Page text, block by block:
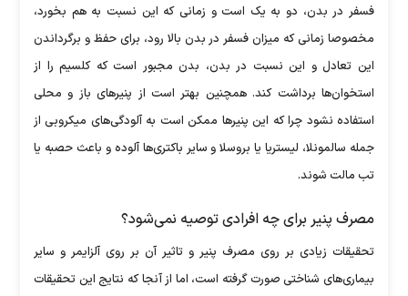
فسفر در بدن، دو به یک است و زمانی که این نسبت به هم بخورد،
مخصوصا زمانی که میزان فسفر در بدن بالا رود، برای حفظ و برگرداندن
این تعادل و این نسبت در بدن، بدن مجبور است که کلسیم را از
استخوان‌ها برداشت کند. همچنین بهتر است از پنیر‌های باز و محلی
استفاده نشود چرا که این پنیر‌ها ممکن است به آلودگی‌های میکروبی از
جمله سالمونلا، لیستریا یا بروسلا و سایر باکتری‌ها آلوده و باعث حصبه یا
تب مالت شوند.
مصرف پنیر برای چه افرادی توصیه نمی‌شود؟
تحقیقات زیادی بر روی مصرف پنیر و تاثیر آن بر روی آلزایمر و سایر
بیماری‌های شناختی صورت گرفته است، اما از آنجا که نتایج این تحقیقات